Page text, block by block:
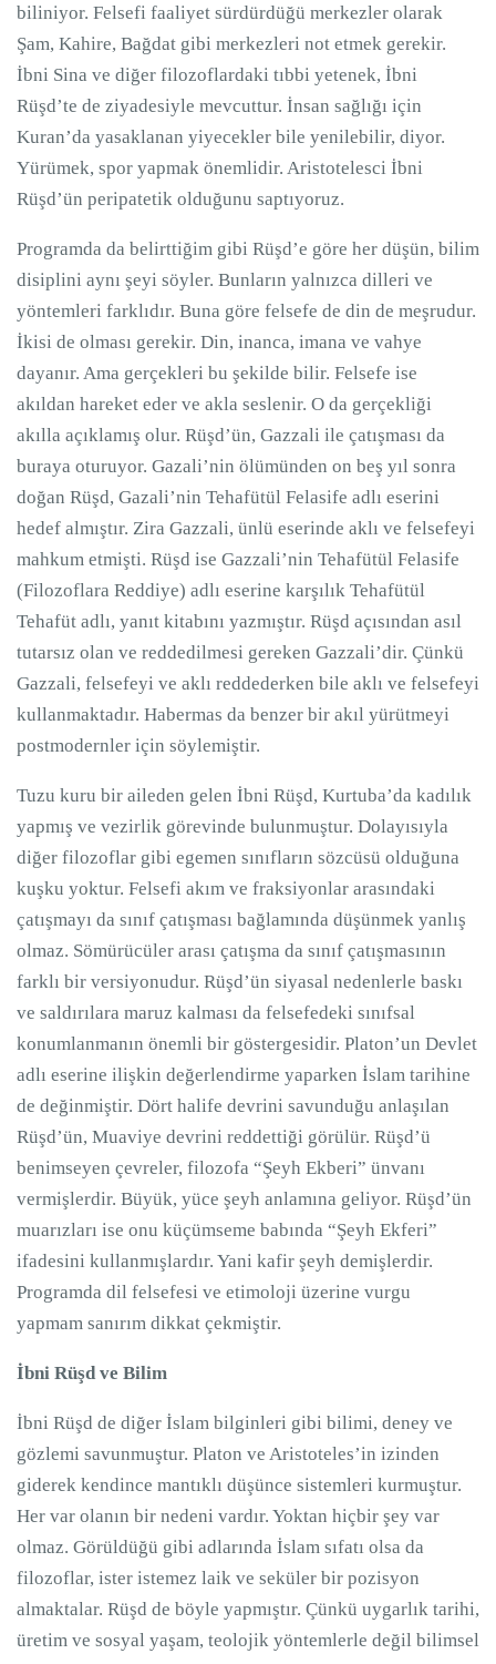
biliniyor. Felsefi faaliyet sürdürdüğü merkezler olarak
Şam, Kahire, Bağdat gibi merkezleri not etmek gerekir.
İbni Sina ve diğer filozoflardaki tıbbi yetenek, İbni
Rüşd’te de ziyadesiyle mevcuttur. İnsan sağlığı için
Kuran’da yasaklanan yiyecekler bile yenilebilir, diyor.
Yürümek, spor yapmak önemlidir. Aristotelesci İbni
Rüşd’ün peripatetik olduğunu saptıyoruz.
Programda da belirttiğim gibi Rüşd’e göre her düşün, bilim
disiplini aynı şeyi söyler. Bunların yalnızca dilleri ve
yöntemleri farklıdır. Buna göre felsefe de din de meşrudur.
İkisi de olması gerekir. Din, inanca, imana ve vahye
dayanır. Ama gerçekleri bu şekilde bilir. Felsefe ise
akıldan hareket eder ve akla seslenir. O da gerçekliği
akılla açıklamış olur. Rüşd’ün, Gazzali ile çatışması da
buraya oturuyor. Gazali’nin ölümünden on beş yıl sonra
doğan Rüşd, Gazali’nin Tehafütül Felasife adlı eserini
hedef almıştır. Zira Gazzali, ünlü eserinde aklı ve felsefeyi
mahkum etmişti. Rüşd ise Gazzali’nin Tehafütül Felasife
(Filozoflara Reddiye) adlı eserine karşılık Tehafütül
Tehafüt adlı, yanıt kitabını yazmıştır. Rüşd açısından asıl
tutarsız olan ve reddedilmesi gereken Gazzali’dir. Çünkü
Gazzali, felsefeyi ve aklı reddederken bile aklı ve felsefeyi
kullanmaktadır. Habermas da benzer bir akıl yürütmeyi
postmodernler için söylemiştir.
Tuzu kuru bir aileden gelen İbni Rüşd, Kurtuba’da kadılık
yapmış ve vezirlik görevinde bulunmuştur. Dolayısıyla
diğer filozoflar gibi egemen sınıfların sözcüsü olduğuna
kuşku yoktur. Felsefi akım ve fraksiyonlar arasındaki
çatışmayı da sınıf çatışması bağlamında düşünmek yanlış
olmaz. Sömürücüler arası çatışma da sınıf çatışmasının
farklı bir versiyonudur. Rüşd’ün siyasal nedenlerle baskı
ve saldırılara maruz kalması da felsefedeki sınıfsal
konumlanmanın önemli bir göstergesidir. Platon’un Devlet
adlı eserine ilişkin değerlendirme yaparken İslam tarihine
de değinmiştir. Dört halife devrini savunduğu anlaşılan
Rüşd’ün, Muaviye devrini reddettiği görülür. Rüşd’ü
benimseyen çevreler, filozofa “Şeyh Ekberi” ünvanı
vermişlerdir. Büyük, yüce şeyh anlamına geliyor. Rüşd’ün
muarızları ise onu küçümseme babında “Şeyh Ekferi”
ifadesini kullanmışlardır. Yani kafir şeyh demişlerdir.
Programda dil felsefesi ve etimoloji üzerine vurgu
yapmam sanırım dikkat çekmiştir.
İbni Rüşd ve Bilim
İbni Rüşd de diğer İslam bilginleri gibi bilimi, deney ve
gözlemi savunmuştur. Platon ve Aristoteles’in izinden
giderek kendince mantıklı düşünce sistemleri kurmuştur.
Her var olanın bir nedeni vardır. Yoktan hiçbir şey var
olmaz. Görüldüğü gibi adlarında İslam sıfatı olsa da
filozoflar, ister istemez laik ve seküler bir pozisyon
almaktalar. Rüşd de böyle yapmıştır. Çünkü uygarlık tarihi,
üretim ve sosyal yaşam, teolojik yöntemlerle değil bilimsel